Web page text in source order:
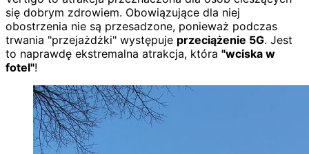
się dobrym zdrowiem. Obowiązujące dla niej
obostrzenia nie są przesadzone, ponieważ podczas
trwania "przejażdżki" występuje przeciążenie 5G. Jest
to naprawdę ekstremalna atrakcja, która "wciska w
fotel"!